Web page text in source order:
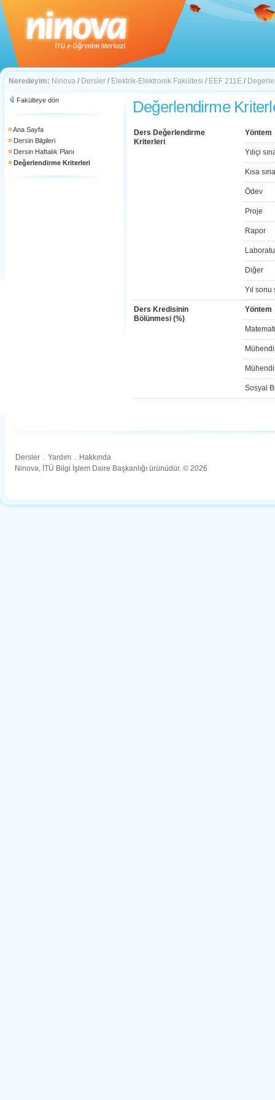
Neredeyim: Ninova / Dersler / Elektrik-Elektronik Fakültesi / EEF 211E /
Fakülteye dön
Ana Sayfa
Dersin Bilgileri
Dersin Haftalık Planı
Değerlendirme Kriterleri
Değerlendirme
Ders Değerlendirme
Kriterleri
Yöntem
Yıliçi
Kısa
Ödev
Proje
Rapor
Diğer
Yıl sonu
Ders Kredisinin
Bölünmesi (%)
Yöntem
Sosyal
Dersler . Yardım . Hakkında
Ninova, İTÜ Bilgi İşlem Daire Başkanlığı ürünüdür. © 2026